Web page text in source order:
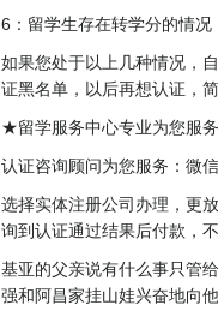
6：留学生存在转学分的情况
如果您处于以上几种情况，
证黑名单，以后再想认证，
★留学服务中心专业为您服
认证咨询顾问为您服务：微
选择实体注册公司办理，更
询到认证通过结果后付款，
基亚的父亲说有什么事只管
强和阿昌家挂山娃兴奋地向